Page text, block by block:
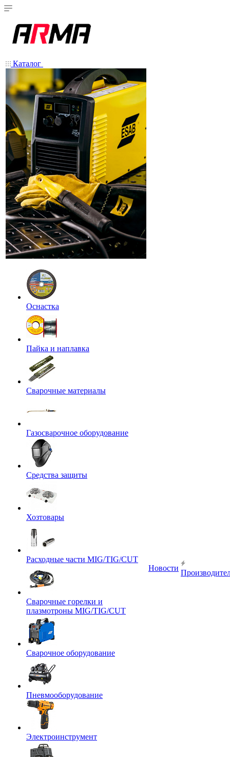
Каталог
Оснастка
Пайка и наплавка
Сварочные материалы
Газосварочное оборудование
Средства защиты
Хозтовары
Расходные части MIG/TIG/CUT
Сварочные горелки и
плазмотроны MIG/TIG/CUT
Сварочное оборудование
Пневмооборудование
Электроинструмент
Новости